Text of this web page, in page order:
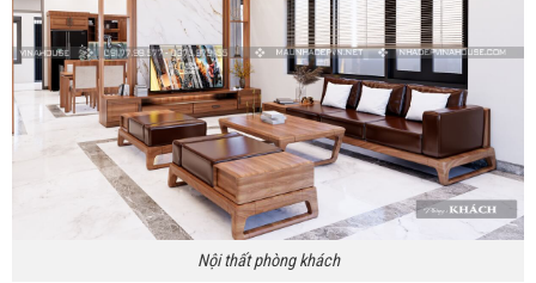
Nội thất phòng khách